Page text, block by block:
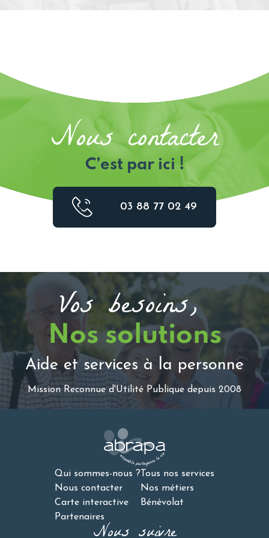
Nous contacter
C’est par ici !
03 88 77 02 49
Vos besoins,
Nos solutions
Aide et services à la personne
Mission Reconnue d'Utilité Publique depuis 2008
Qui sommes-nous ?
Nous contacter
Carte interactive
Partenaires
Tous nos services
Nos métiers
Bénévolat